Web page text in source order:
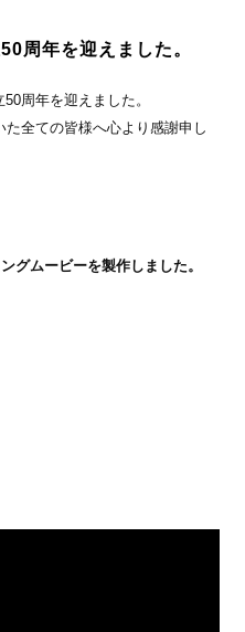
周年を迎えました。
周年を迎えました。
全ての皆様へ心より感謝申し
グムービーを製作しました。